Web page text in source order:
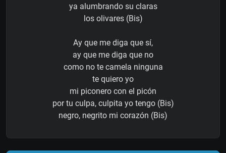
ya alumbrando su claras
los olivares (Bis)
Ay que me diga que sí,
ay que me diga que no
como no te camela ninguna
te quiero yo
mi piconero con el picón
por tu culpa, culpita yo tengo (Bis)
negro, negrito mi corazón (Bis)